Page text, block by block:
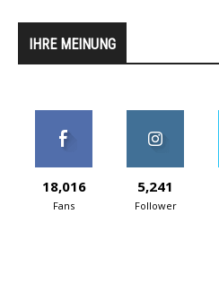
IHRE MEINUNG
18,016
Fans
5,241
Follower